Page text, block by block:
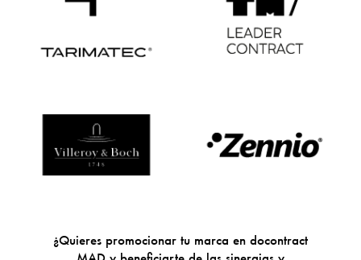
¿Quieres promocionar tu marca en docontract